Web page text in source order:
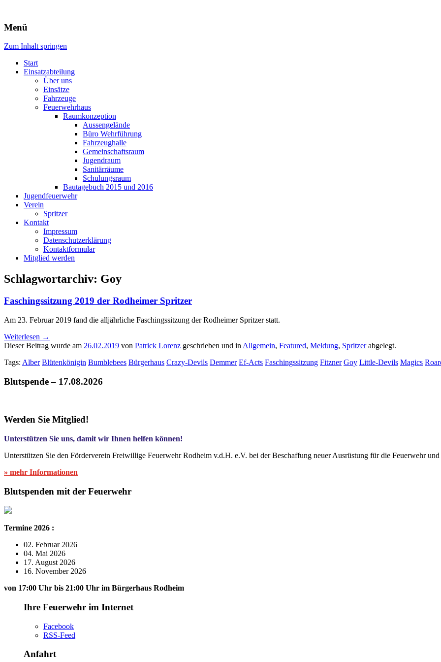
Freiwillige Feuerwehr Rodheim v.d.H.
Menü
Zum Inhalt springen
Start
Einsatzabteilung
Über uns
Einsätze
Fahrzeuge
Feuerwehrhaus
Raumkonzeption
Aussengelände
Büro Wehrführung
Fahrzeughalle
Gemeinschaftsraum
Jugendraum
Sanitärräume
Schulungsraum
Bautagebuch 2015 und 2016
Jugendfeuerwehr
Verein
Spritzer
Kontakt
Impressum
Datenschutzerklärung
Kontaktformular
Mitglied werden
Schlagwortarchiv: Goy
Faschingssitzung 2019 der Rodheimer Spritzer
Am 23. Februar 2019 fand die alljährliche Faschingssitzung der Rodheimer Spritzer statt.
Weiterlesen →
Dieser Beitrag wurde am 26.02.2019 von Patrick Lorenz geschrieben und in Allgemein, Featured, Meldung, Spritzerabgelegt.
Tags: Alber Blütenkönigin Bumblebees Bürgerhaus Crazy-Devils Demmer Ef-Acts Faschingssitzung Fitzner Goy Little-Devils Magics
Blutspende – 17.08.2026
Werden Sie Mitglied!
Unterstützen Sie uns, damit wir Ihnen helfen können!
Unterstützen Sie den Förderverein Freiwillige Feuerwehr Rodheim v.d.H. e.V. bei der Beschaffung neuer Ausrüstung für die Feuerwehr
» mehr Informationen
Blutspenden mit der Feuerwehr
Termine 2026 :
02. Februar 2026
04. Mai 2026
17. August 2026
16. November 2026
von 17:00 Uhr bis 21:00 Uhr im Bürgerhaus Rodheim
Ihre Feuerwehr im Internet
Facebook
RSS-Feed
Anfahrt